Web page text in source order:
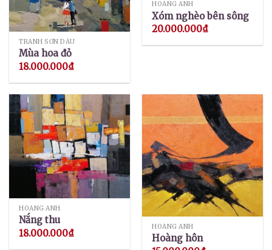
TRANH SƠN DẦU
Mùa hoa đỏ
18.000.000₫
HOÀNG ANH
Xóm nghèo bên sông
20.000.000₫
HOÀNG ANH
Nắng thu
18.000.000₫
HOÀNG ANH
Hoàng hôn